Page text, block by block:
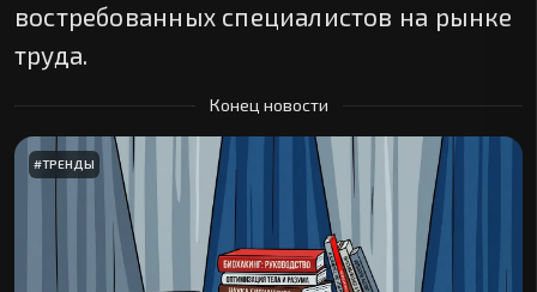
востребованных специалистов на рынке
труда.
Конец новости
#ТРЕНДЫ